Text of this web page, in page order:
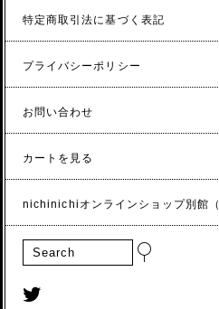
特定商取引法に基づく表記
プライバシーポリシー
お問い合わせ
カートを見る
nichinichiオンラインショップ別館